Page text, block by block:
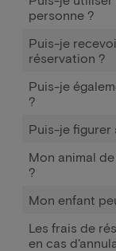
personne ?
Puis-je
réservation ?
Puis-je
?
Puis-je figurer
Mon animal
?
Mon enfant
Les frais de
en cas